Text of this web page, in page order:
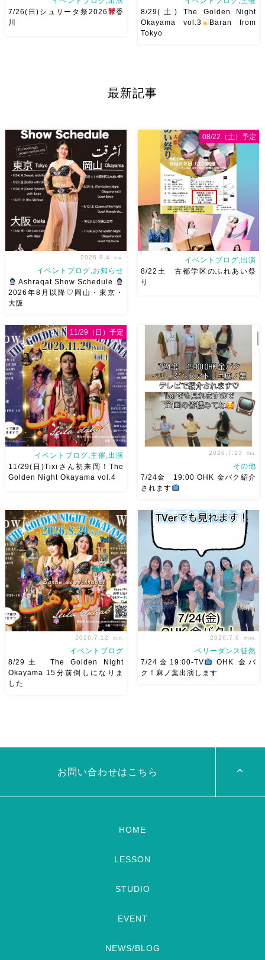
いただけることとなりました！
ありがとうー！ ショー＆ハフ
7/26(日)シュリータ祭2026
香
川
します
[…]
8/29(土) The Golden Night
Okayama vol.3
Baran from
Tokyo
最新記事
です♡皆様にお会いできますよ
うに
ご予約はメッセージく
ださい
お待ちしています
Ashraqat Show Schedule
岡山・8/22(土) […]
2026.8.4 tue.
イベントブログ,お知らせ
Ashraqat Show Schedule
2026年8月以降♡岡山・東京・
大阪
りにて踊らせていただきます♡
太鼓も叩くよー！私たちは
18:40頃から出演です屋台も出
てとても楽しいお祭りになりそ
う
私たちも踊った後は祭り
を楽しみます
遊びにいら
[…]
イベントブログ,出演
8/22土 古都学区のふれあい祭
り
08/22（土）予定
2026/11/29(日)Tixiさん初来
岡！The Golden Night
Okayama vol.4 本日8/1よりお
申し込みスタートです
【
Show 】 Guest DancerTixi
[…]
イベントブログ,主催,出演
11/29(日)Tixiさん初来岡！The
Golden Night Okayama vol.4
11/29（日）予定
7/24金 19:00 OHK 金バクベ
リーダンスアトリエ麻ノ葉テレ
ビで紹介されます♡ Tverでも
見れますので全国の皆様みてね
河合くんが来てくれました
2026.7.23 thu.
その他
7/24金 19:00 OHK 金バク紹介
されます
踊ってくれます♡ 東京から参
かしの曲をソロ踊ります […]
2026.7.12 sun.
イベントブログ
8/29土 The Golden Night
Okayama 15分前倒しになりま
した
ました
どんなふうに紹介され
ていただけるそう […]
2026.7.6 mon.
ベリーダンス徒然
7/24金19:00-TV
OHK 金バ
ク！麻ノ葉出演します
お問い合わせはこちら
HOME
LESSON
STUDIO
EVENT
NEWS/BLOG